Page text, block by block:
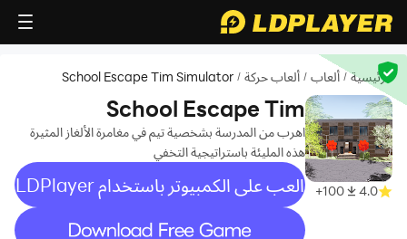
الرئيسية / ألعاب / ألعاب حركة /
School Escape Tim Simulator
4.0
100+
School Escape Tim
Simulator
اهرب من المدرسة بشخصية تيم في مغامرة الألغاز المثيرة
هذه المليئة باستراتيجية التخفي
العب على الكمبيوتر باستخدام LDPlayer
recommend